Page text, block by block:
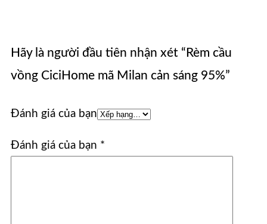
Hãy là người đầu tiên nhận xét “Rèm cầu
vồng CiciHome mã Milan cản sáng 95%”
Đánh giá của bạn
Đánh giá của bạn *